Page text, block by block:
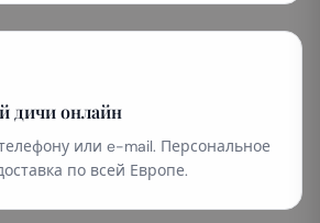
дичи онлайн
или e-mail. Персональное
по всей Европе.